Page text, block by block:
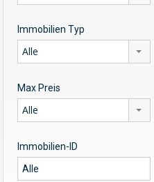
Immobilien Typ
Alle
Max Preis
Alle
Immobilien-ID